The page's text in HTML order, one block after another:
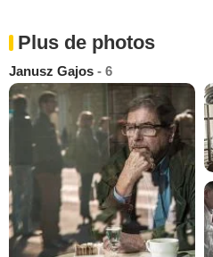
Plus de photos
Janusz Gajos - 6